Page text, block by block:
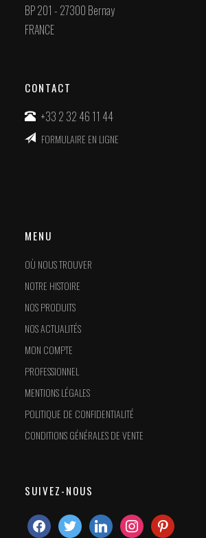
BP 201 - 27300 Bernay
FRANCE
CONTACT
+33 2 32 46 11 44
FORMULAIRE EN LIGNE
MENU
OÙ NOUS TROUVER
NOTRE HISTOIRE
NOS PRODUITS
NOS ACTUALITÉS
MON COMPTE
PROFESSIONNEL
MENTIONS LÉGALES
POLITIQUE DE CONFIDENTIALITÉ
CONDITIONS GÉNÉRALES DE VENTE
SUIVEZ-NOUS